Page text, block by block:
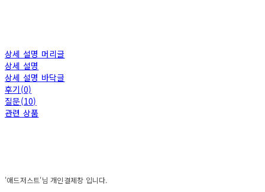
상세 설명 머리글
상세 설명
상세 설명 바닥글
후기(0)
질문(10)
관련 상품
'애드저스트'님 개인결제창 입니다.